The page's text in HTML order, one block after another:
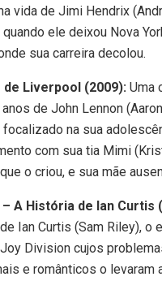
vida de Jimi Hendrix
quando ele deixou Nova
sua carreira decolou.
de Liverpool (2009): Uma
de John Lennon
focalizado na sua
com sua tia Mimi
o criou, e sua mãe
A História de Ian Curtis
Ian Curtis (Sam Riley), o
Division cujos
e românticos o levaram